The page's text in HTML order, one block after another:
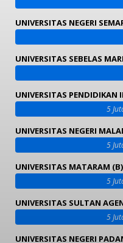
UNIVERSITAS NEGERI
UNIVERSITAS SEBELAS
UNIVERSITAS PENDIDIKAN
5
UNIVERSITAS NEGERI
5
UNIVERSITAS MATARAM (B)
5
UNIVERSITAS SULTAN
5
UNIVERSITAS NEGERI